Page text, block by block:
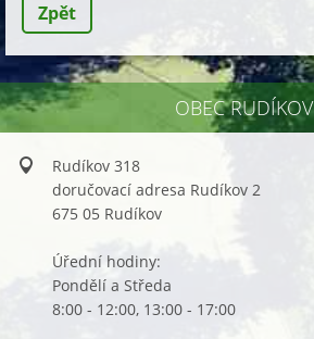
Zpět
OBEC RUDÍKOV
Rudíkov 318
doručovací adresa Rudíkov 2
675 05 Rudíkov
Úřední hodiny:
Pondělí a Středa
8:00 - 12:00, 13:00 - 17:00